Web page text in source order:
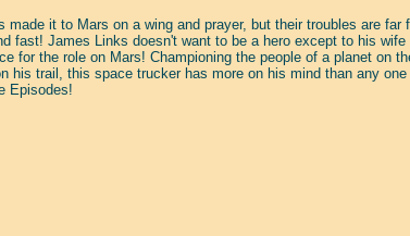
made it to Mars on a wing and prayer, but their troubles are
fast! James Links doesn't want to be a hero except to his
for the role on Mars! Championing the people of a planet on
his trail, this space trucker has more on his mind than any
Episodes!